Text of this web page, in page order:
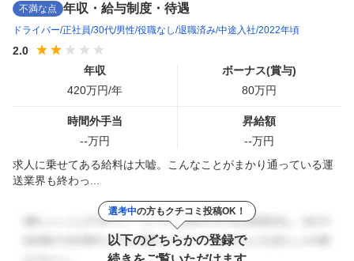
不満な点 年収・給与制度・待遇
ドライバー 正社員 30代 男性 役職なし 退職済み 中途入社 2022年頃
2.0
年収
420万円/年
ボーナス(賞与)
80万円
時間外手当
--万円
昇給額
--万円
求人に乗せてある給料は大嘘。こんなことがまかり通っている運
送業界も終わっ...
選考中の方もクチコミ投稿OK！
以下のどちらかの登録で